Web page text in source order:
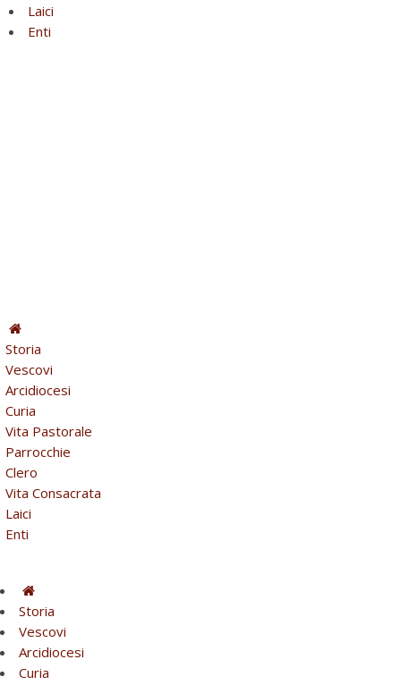
Laici
Enti
Storia
Vescovi
Arcidiocesi
Curia
Vita Pastorale
Parrocchie
Clero
Vita Consacrata
Laici
Enti
Storia
Vescovi
Arcidiocesi
Curia